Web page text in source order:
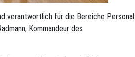
verantwortlich für die Bereiche Personal
Kommandeur des